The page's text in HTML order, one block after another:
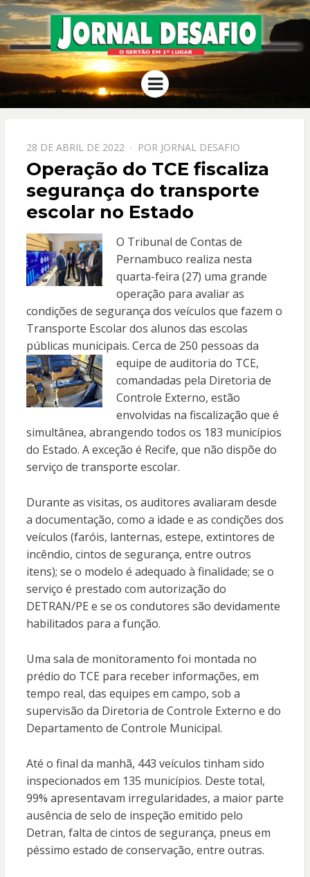
JORNAL
DESAFIO
O Sertão em 1º Lugar
Menu
PPOSTADO
EM
28 DE ABRIL DE 2022 POR JORNAL DESAFIO
Operação do TCE fiscaliza
segurança do transporte
escolar no Estado
O Tribunal de Contas de
Pernambuco realiza nesta
quarta-feira (27) uma grande
operação para avaliar as
condições de segurança dos veículos que fazem o
Transporte Escolar dos alunos das escolas
públicas municipais. Cerca de 250 pessoas da
equipe de auditoria do TCE,
comandadas pela Diretoria de
Controle Externo, estão
envolvidas na fiscalização que é
simultânea, abrangendo todos os 183 municípios
do Estado. A exceção é Recife, que não dispõe do
serviço de transporte escolar.
Durante as visitas, os auditores avaliaram desde
a documentação, como a idade e as condições dos
veículos (faróis, lanternas, estepe, extintores de
incêndio, cintos de segurança, entre outros
itens); se o modelo é adequado à finalidade; se o
serviço é prestado com autorização do
DETRAN/PE e se os condutores são devidamente
habilitados para a função.
Uma sala de monitoramento foi montada no
prédio do TCE para receber informações, em
tempo real, das equipes em campo, sob a
supervisão da Diretoria de Controle Externo e do
Departamento de Controle Municipal.
Até o final da manhã, 443 veículos tinham sido
inspecionados em 135 municípios. Deste total,
99% apresentavam irregularidades, a maior parte
ausência de selo de inspeção emitido pelo
Detran, falta de cintos de segurança, pneus em
péssimo estado de conservação, entre outras.